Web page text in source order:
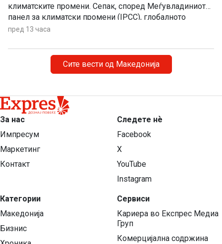
климатските промени. Сепак, според Меѓувладиниот
панел за климатски промени (IPCC), глобалното
затоплување придонесува ваквите екстремни
поинтензивни и подолготрајни.
пред 13 часа
Сите вести од Македонија
За нас
Импресум
Маркетинг
Контакт
Категории
Македонија
Бизнис
Следете нѐ
Facebook
X
YouTube
Instagram
Сервиси
Кариера во Експрес Медиа
Груп
Комерцијална содржина